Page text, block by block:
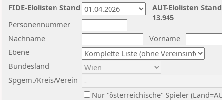
Nachname
Vorname
Ebene
Personennummer
Bundesland
Spgem./Kreis/Verein
Nur "österreichische" Spieler
AUT-Elolisten
13.945
FIDE-Elolisten Stand